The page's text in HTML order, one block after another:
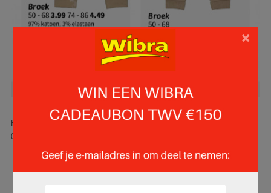
Hier is pagina 10 van 19 pagina's van de Wibra folder, geldig van
06.06.2025 tot 19.06.2025.
×